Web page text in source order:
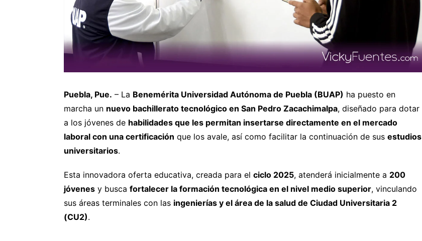
Puebla, Pue. – La Benemérita Universidad Autónoma de Puebla (BUAP) ha puesto en
marcha un nuevo bachillerato tecnológico en San Pedro Zacachimalpa, diseñado para dotar
a los jóvenes de habilidades que les permitan insertarse directamente en el mercado
laboral con una certificación que los avale, así como facilitar la continuación de sus estudios
universitarios.
Esta innovadora oferta educativa, creada para el ciclo 2025, atenderá inicialmente a 200
jóvenes y busca fortalecer la formación tecnológica en el nivel medio superior, vinculando
sus áreas terminales con las ingenierías y el área de la salud de Ciudad Universitaria 2
(CU2).